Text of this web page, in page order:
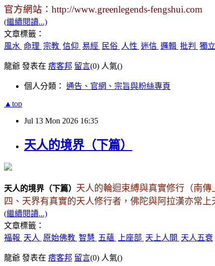
官方網站： http://www.greenlegends-fengshui.com
(繼續閱讀...)
文章標籤：
風水 命理 宗教 信仰 易經 民俗 人性 迷信 邏輯 批判 獨
龍爺 發表在 痞客邦 留言(0) 人氣()
個人分類： 通告、官網、宗旨與粉絲專頁
▲top
Jul 13 Mon 2026 16:35
天人的境界（下篇）
天人的境界（下篇） 天人的輪迴束縛與真實修行（南傳
四、天界有真實的天人修行者，佛陀與阿拉漢亦常上
(繼續閱讀...)
文章標籤：
福報 天人 原始佛教 智慧 五蘊 上座部 天上人間 天人五衰
龍爺 發表在 痞客邦 留言(0) 人氣()